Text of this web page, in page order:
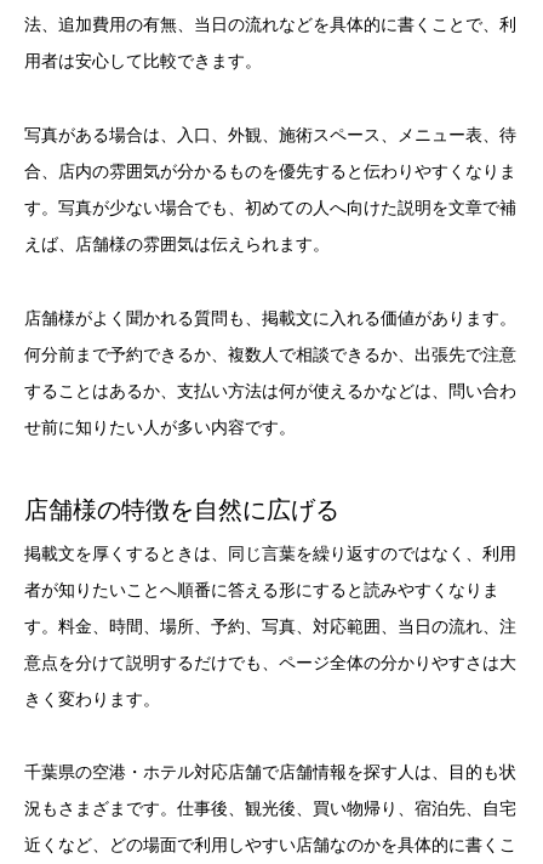
法、追加費用の有無、当日の流れなどを具体的に書くことで、利
用者は安心して比較できます。
写真がある場合は、入口、外観、施術スペース、メニュー表、待
合、店内の雰囲気が分かるものを優先すると伝わりやすくなりま
す。写真が少ない場合でも、初めての人へ向けた説明を文章で補
えば、店舗様の雰囲気は伝えられます。
店舗様がよく聞かれる質問も、掲載文に入れる価値があります。
何分前まで予約できるか、複数人で相談できるか、出張先で注意
することはあるか、支払い方法は何が使えるかなどは、問い合わ
せ前に知りたい人が多い内容です。
店舗様の特徴を自然に広げる
掲載文を厚くするときは、同じ言葉を繰り返すのではなく、利用
者が知りたいことへ順番に答える形にすると読みやすくなりま
す。料金、時間、場所、予約、写真、対応範囲、当日の流れ、注
意点を分けて説明するだけでも、ページ全体の分かりやすさは大
きく変わります。
千葉県の空港・ホテル対応店舗で店舗情報を探す人は、目的も状
況もさまざまです。仕事後、観光後、買い物帰り、宿泊先、自宅
近くなど、どの場面で利用しやすい店舗なのかを具体的に書くこ